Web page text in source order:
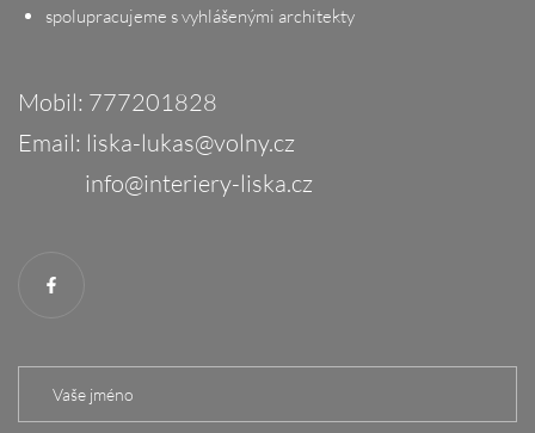
spolupracujeme s vyhlášenými architekty
Mobil: 777201828
Email: liska-lukas@volny.cz
info@interiery-liska.cz